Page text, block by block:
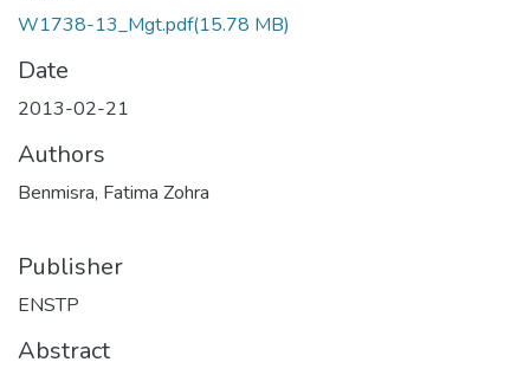
W1738-13_Mgt.pdf(15.78 MB)
Date
2013-02-21
Authors
Benmisra, Fatima Zohra
Publisher
ENSTP
Abstract